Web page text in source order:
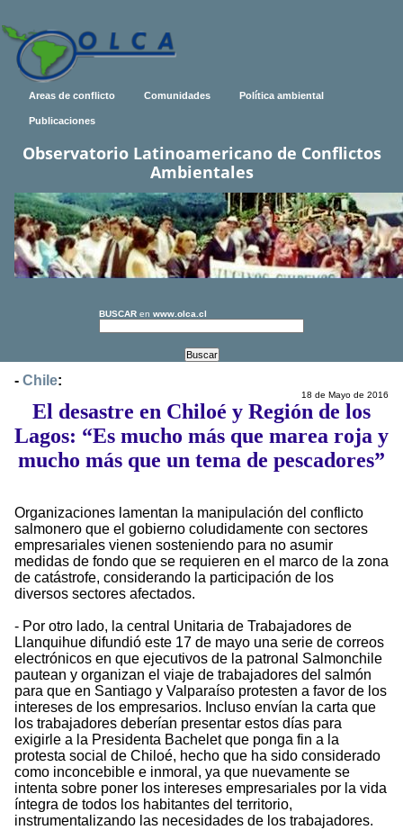
Areas de conflicto Comunidades Política ambiental
Publicaciones
Observatorio Latinoamericano de Conflictos
Ambientales
BUSCAR en www.olca.cl
- Chile:
18 de Mayo de 2016
El desastre en Chiloé y Región de los
Lagos: “Es mucho más que marea roja y
mucho más que un tema de pescadores”
Organizaciones lamentan la manipulación del conflicto
salmonero que el gobierno coludidamente con sectores
empresariales vienen sosteniendo para no asumir
medidas de fondo que se requieren en el marco de la zona
de catástrofe, considerando la participación de los
diversos sectores afectados.
- Por otro lado, la central Unitaria de Trabajadores de
Llanquihue difundió este 17 de mayo una serie de correos
electrónicos en que ejecutivos de la patronal Salmonchile
pautean y organizan el viaje de trabajadores del salmón
para que en Santiago y Valparaíso protesten a favor de los
intereses de los empresarios. Incluso envían la carta que
los trabajadores deberían presentar estos días para
exigirle a la Presidenta Bachelet que ponga fin a la
protesta social de Chiloé, hecho que ha sido considerado
como inconcebible e inmoral, ya que nuevamente se
intenta sobre poner los intereses empresariales por la vida
íntegra de todos los habitantes del territorio,
instrumentalizando las necesidades de los trabajadores.